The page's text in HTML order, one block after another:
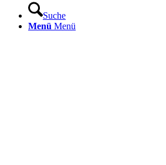
Suche
Menü Menü